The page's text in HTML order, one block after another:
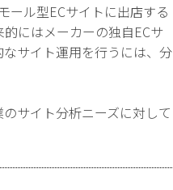
ール型ECサイトに出店する
にはメーカーの独自ECサ
サイト運用を行うには、分
サイト分析ニーズに対して